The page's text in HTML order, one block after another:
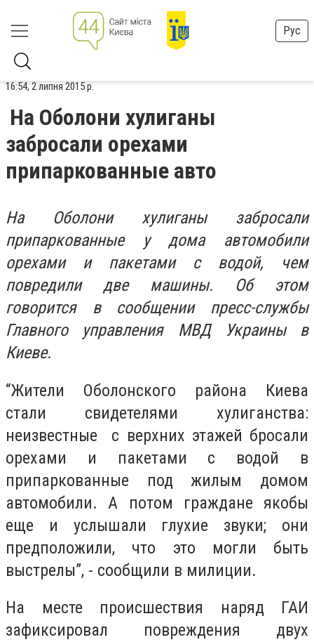
Рус
16:54, 2 липня 2015 р.
На Оболони хулиганы
забросали орехами
припаркованные авто
На Оболони хулиганы забросали
припаркованные у дома автомобили
орехами и пакетами с водой, чем
повредили две машины. Об этом
говорится в сообщении пресс-службы
Главного управления МВД Украины в
Киеве.
“Жители Оболонского района Киева
стали свидетелями хулиганства:
неизвестные с верхних этажей бросали
орехами и пакетами с водой в
припаркованные под жилым домом
автомобили. А потом граждане якобы
еще и услышали глухие звуки; они
предположили, что это могли быть
выстрелы”, - сообщили в милиции.
На месте происшествия наряд ГАИ
зафиксировал повреждения двух